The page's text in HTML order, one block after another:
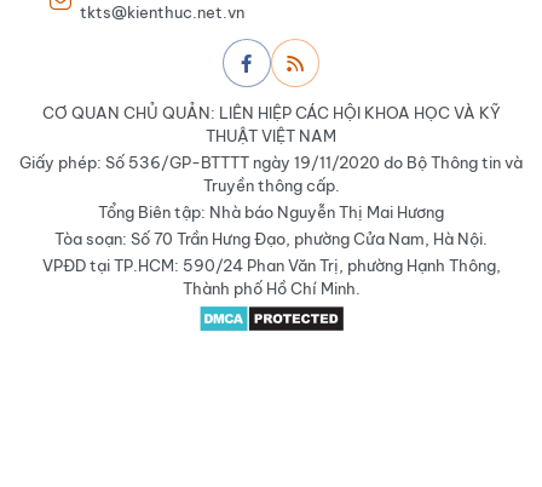
tkts@kienthuc.net.vn
CƠ QUAN CHỦ QUẢN: LIÊN HIỆP CÁC HỘI KHOA HỌC VÀ KỸ
THUẬT VIỆT NAM
Giấy phép: Số 536/GP-BTTTT ngày 19/11/2020 do Bộ Thông tin và
Truyền thông cấp.
Tổng Biên tập: Nhà báo Nguyễn Thị Mai Hương
Tòa soạn: Số 70 Trần Hưng Đạo, phường Cửa Nam, Hà Nội.
VPĐD tại TP.HCM: 590/24 Phan Văn Trị, phường Hạnh Thông,
Thành phố Hồ Chí Minh.